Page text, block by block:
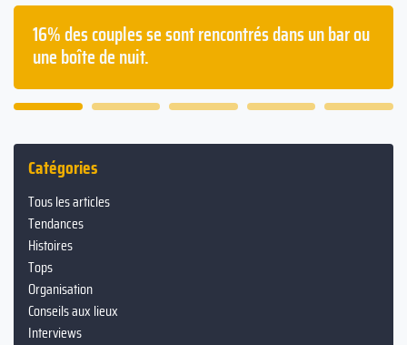
Les français passent en moyenne deux ans à avoir
la gueule de bois dans leur vie.
Catégories
Tous les articles
Tendances
Histoires
Tops
Organisation
Conseils aux lieux
Interviews